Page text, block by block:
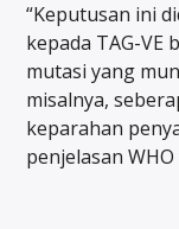
“Keputusan ini
kepada TAG-VE
mutasi yang
misalnya,
keparahan
penjelasan